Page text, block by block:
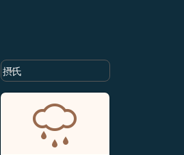
Weather unit option 摂氏 Selected
摂氏
keyboard_arrow_down